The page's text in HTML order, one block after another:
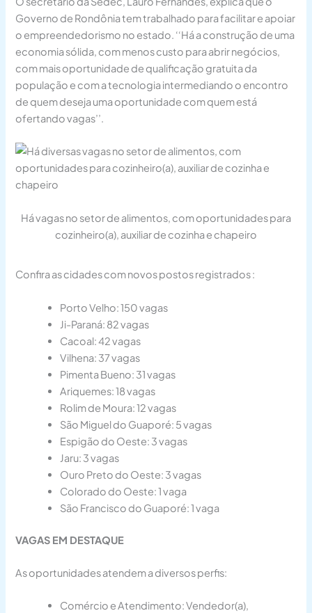
Governo de Rondônia tem trabalhado para facilitar e apoiar
o empreendedorismo no estado. ‘‘Há a construção de uma
economia sólida, com menos custo para abrir negócios,
com mais oportunidade de qualificação gratuita da
população e com a tecnologia intermediando o encontro
de quem deseja uma oportunidade com quem está
ofertando vagas’’.
Há vagas no setor de alimentos, com oportunidades para
cozinheiro(a), auxiliar de cozinha e chapeiro
Confira as cidades com novos postos registrados :
​Porto Velho: 150 vagas
​Ji-Paraná: 82 vagas
​Cacoal: 42 vagas
Vilhena: 37 vagas
​Pimenta Bueno: 31 vagas
​Ariquemes: 18 vagas
​Rolim de Moura: 12 vagas
​São Miguel do Guaporé: 5 vagas
​Espigão do Oeste: 3 vagas
​Jaru: 3 vagas
​Ouro Preto do Oeste: 3 vagas
​Colorado do Oeste: 1 vaga
​São Francisco do Guaporé: 1 vaga
VAGAS EM DESTAQUE
As oportunidades atendem a diversos perfis:
Comércio e Atendimento: Vendedor(a),